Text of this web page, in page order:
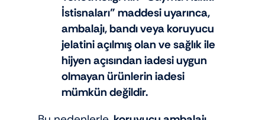
İstisnaları” maddesi uyarınca,
ambalajı, bandı veya koruyucu
jelatini açılmış olan ve sağlık ile
hijyen açısından iadesi uygun
olmayan ürünlerin iadesi
mümkün değildir.